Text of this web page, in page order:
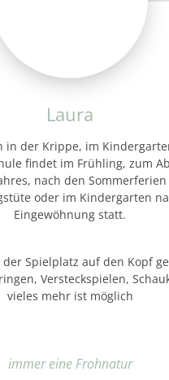
Laura
in der Krippe, im
findet im Frühling, zum
nach den
oder im Kindergarten
Eingewöhnung statt.
Spielplatz auf den Kopf
Versteckspielen,
vieles mehr ist möglich
immer eine Frohnatur